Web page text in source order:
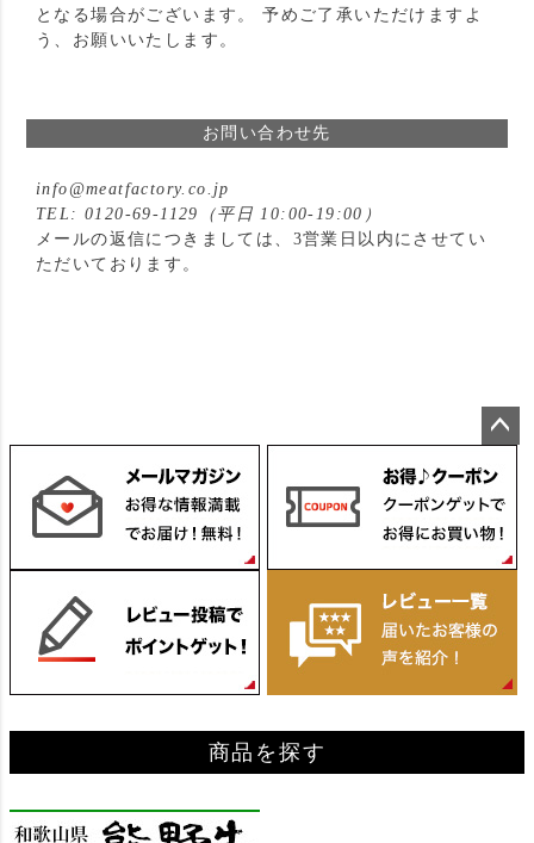
となる場合がございます。 予めご了承いただけますよ
う、お願いいたします。
お問い合わせ先
info@meatfactory.co.jp
0120-69-1129
（平日 10:00-19:00）
メールの返信につきましては、3営業日以内にさせてい
ただいております。
ジト
ップ
へ
商品を探す